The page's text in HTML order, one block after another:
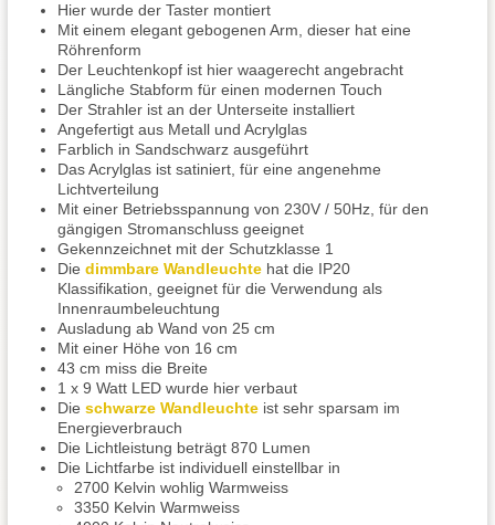
Hier wurde der Taster montiert
Mit einem elegant gebogenen Arm, dieser hat eine
Röhrenform
Der Leuchtenkopf ist hier waagerecht angebracht
Längliche Stabform für einen modernen Touch
Der Strahler ist an der Unterseite installiert
Angefertigt aus Metall und Acrylglas
Farblich in Sandschwarz ausgeführt
Das Acrylglas ist satiniert, für eine angenehme
Lichtverteilung
Mit einer Betriebsspannung von 230V / 50Hz, für den
gängigen Stromanschluss geeignet
Gekennzeichnet mit der Schutzklasse 1
Die dimmbare Wandleuchte hat die IP20
Klassifikation, geeignet für die Verwendung als
Innenraumbeleuchtung
Ausladung ab Wand von 25 cm
Mit einer Höhe von 16 cm
43 cm miss die Breite
1 x 9 Watt LED wurde hier verbaut
Die schwarze Wandleuchte ist sehr sparsam im
Energieverbrauch
Die Lichtleistung beträgt 870 Lumen
Die Lichtfarbe ist individuell einstellbar in
2700 Kelvin wohlig Warmweiss
3350 Kelvin Warmweiss